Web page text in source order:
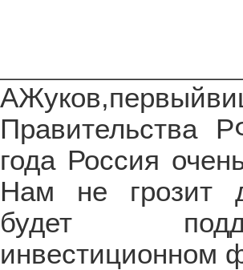
Правительства
года Россия
Нам не грозит
будет
инвестиционном